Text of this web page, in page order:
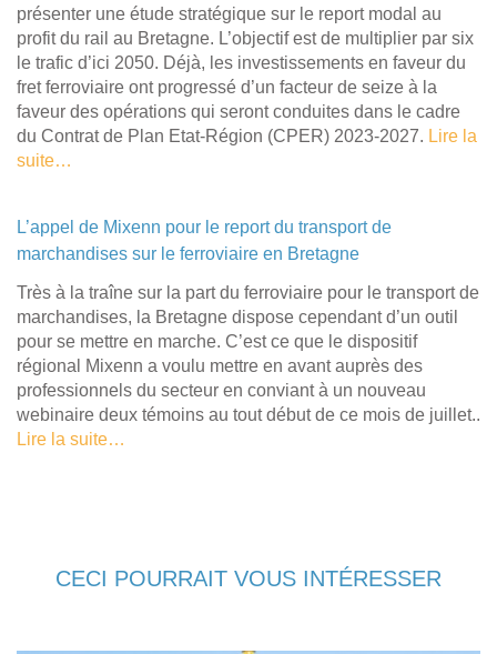
présenter une étude stratégique sur le report modal au
profit du rail au Bretagne. L’objectif est de multiplier par six
le trafic d’ici 2050. Déjà, les investissements en faveur du
fret ferroviaire ont progressé d’un facteur de seize à la
faveur des opérations qui seront conduites dans le cadre
du Contrat de Plan Etat-Région (CPER) 2023-2027. Lire la
suite…
L’appel de Mixenn pour le report du transport de
marchandises sur le ferroviaire en Bretagne
Très à la traîne sur la part du ferroviaire pour le transport de
marchandises, la Bretagne dispose cependant d’un outil
pour se mettre en marche. C’est ce que le dispositif
régional Mixenn a voulu mettre en avant auprès des
professionnels du secteur en conviant à un nouveau
webinaire deux témoins au tout début de ce mois de juillet..
Lire la suite…
CECI POURRAIT VOUS INTÉRESSER